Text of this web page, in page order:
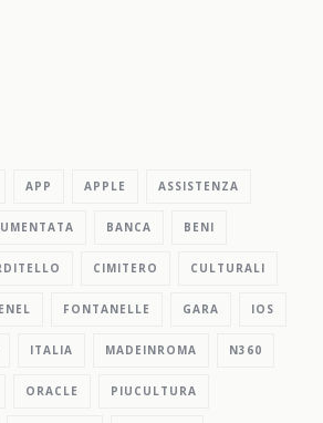
APP APPLE ASSISTENZA
BANCA BENI
CIMITERO CULTURALI
ENEL FONTANELLE GARA IOS
ITALIA MADEINROMA N360
ORACLE PIUCULTURA